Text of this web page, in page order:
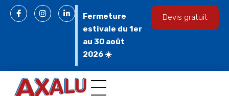
Fermeture
estivale du 1er
au 30 août
2026 ☀️
Devis gratuit